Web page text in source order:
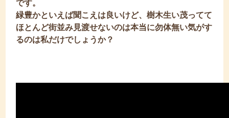
です。
緑豊かといえば聞こえは良いけど、樹木生い茂ってて
ほとんど街並み見渡せないのは本当に勿体無い気がす
るのは私だけでしょうか？